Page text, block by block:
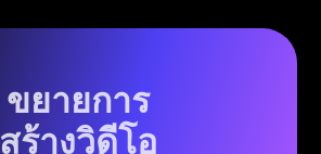
ขยายการ
สร้างวิดีโอ